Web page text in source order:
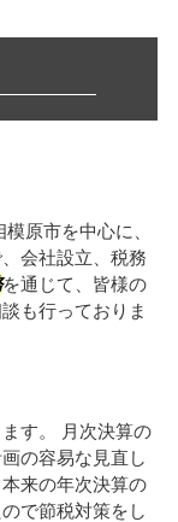
原市を中心に、
会社設立、税務
を通じて、皆様の
も行っておりま
す。 月次決算の
の容易な見直し
来の年次決算の
で節税対策をし